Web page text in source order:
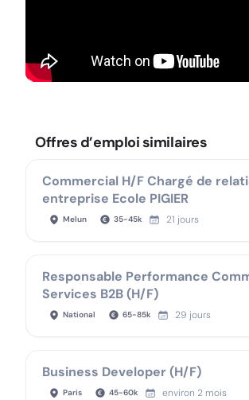
Offres d’emploi similaires
Commercial H/F Chargé de
entreprise Ecole PIGIER
Melun 35-45k 21 jours
Responsable Performance
Services B2B (H/F)
National 65-85k 29 jours
Business Developer (H/F)
Paris 45-60k environ 2 mois